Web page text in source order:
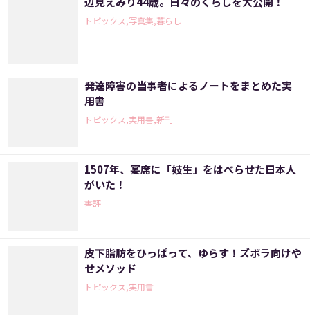
トピックス,写真集,暮らし
発達障害の当事者によるノートをまとめた実
用書
トピックス,実用書,新刊
1507年、宴席に「妓生」をはべらせた日本人
がいた！
書評
皮下脂肪をひっぱって、ゆらす！ズボラ向けや
せメソッド
トピックス,実用書